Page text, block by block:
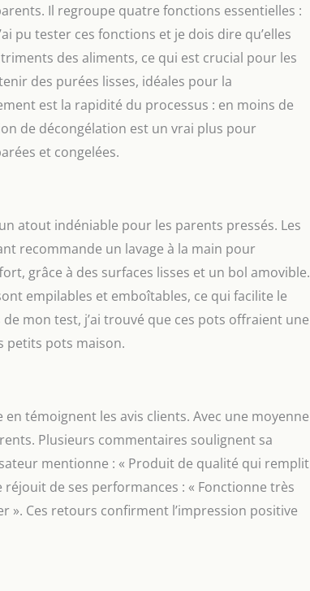
Il regroupe quatre fonctions essentielles :
pu tester ces fonctions et je dois dire qu’elles
des aliments, ce qui est crucial pour les
des purées lisses, idéales pour la
est la rapidité du processus : en moins de
de décongélation est un vrai plus pour
et congelées.
atout indéniable pour les parents pressés. Les
recommande un lavage à la main pour
grâce à des surfaces lisses et un bol amovible.
empilables et emboîtables, ce qui facilite le
mon test, j’ai trouvé que ces pots offraient une
petits pots maison.
témoignent les avis clients. Avec une moyenne
Plusieurs commentaires soulignent sa
mentionne : « Produit de qualité qui remplit
de ses performances : « Fonctionne très
». Ces retours confirment l’impression positive